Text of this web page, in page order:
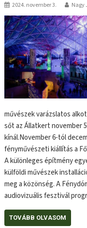
2024. november 3. Nagy
művészek varázslatos
sőt az Állatkert november
kínál.November 6-tól
fényművészeti kiállítás a
A különleges építmény
külföldi művészek
meg a közönség. A
audiovizuális fesztivál
TOVÁBB OLVASOM